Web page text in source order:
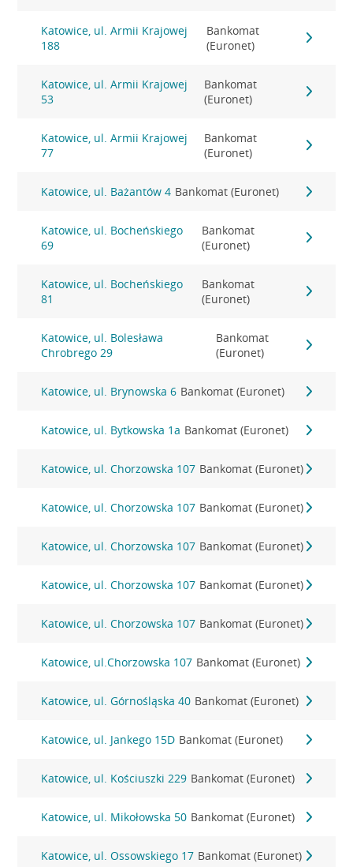
Katowice, ul. Armii Krajowej
188
Bankomat
(Euronet)
Katowice, ul. Armii Krajowej
53
Bankomat
(Euronet)
Katowice, ul. Armii Krajowej
77
Bankomat
(Euronet)
Katowice, ul. Bażantów 4 Bankomat (Euronet)
Katowice, ul. Bocheńskiego
69
Bankomat
(Euronet)
Katowice, ul. Bocheńskiego
81
Bankomat
(Euronet)
Katowice, ul. Bolesława
Chrobrego 29
Bankomat
(Euronet)
Katowice, ul. Brynowska 6 Bankomat (Euronet)
Katowice, ul. Bytkowska 1a Bankomat (Euronet)
Katowice, ul. Chorzowska 107 Bankomat (Euronet)
Katowice, ul. Chorzowska 107 Bankomat (Euronet)
Katowice, ul. Chorzowska 107 Bankomat (Euronet)
Katowice, ul. Chorzowska 107 Bankomat (Euronet)
Katowice, ul. Chorzowska 107 Bankomat (Euronet)
Katowice, ul.Chorzowska 107 Bankomat (Euronet)
Katowice, ul. Górnośląska 40 Bankomat (Euronet)
Katowice, ul. Jankego 15D Bankomat (Euronet)
Katowice, ul. Kościuszki 229 Bankomat (Euronet)
Katowice, ul. Mikołowska 50 Bankomat (Euronet)
Katowice, ul. Ossowskiego 17 Bankomat (Euronet)